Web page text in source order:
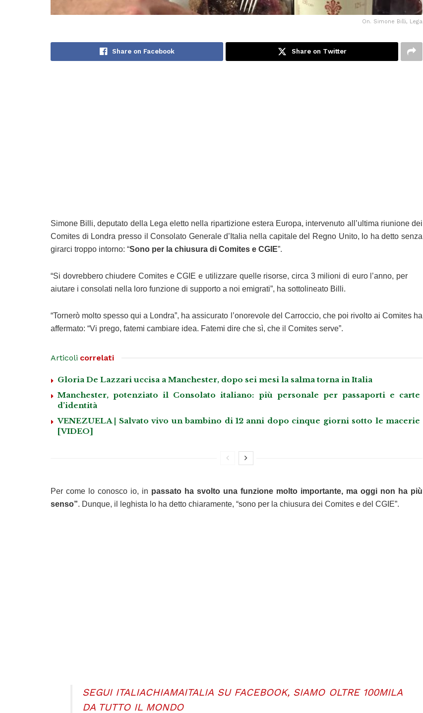
On. Simone Billi, Lega
Share on Facebook Share on Twitter
Simone Billi, deputato della Lega eletto nella ripartizione estera Europa, intervenuto all’ultima riunione dei
Comites di Londra presso il Consolato Generale d’Italia nella capitale del Regno Unito, lo ha detto senza
girarci troppo intorno: “Sono per la chiusura di Comites e CGIE”.
“Si dovrebbero chiudere Comites e CGIE e utilizzare quelle risorse, circa 3 milioni di euro l’anno, per
aiutare i consolati nella loro funzione di supporto a noi emigrati”, ha sottolineato Billi.
“Tornerò molto spesso qui a Londra”, ha assicurato l’onorevole del Carroccio, che poi rivolto ai Comites ha
affermato: “Vi prego, fatemi cambiare idea. Fatemi dire che sì, che il Comites serve”.
Articoli correlati
Gloria De Lazzari uccisa a Manchester, dopo sei mesi la salma torna in Italia
Manchester, potenziato il Consolato italiano: più personale per passaporti e carte
d’identità
VENEZUELA | Salvato vivo un bambino di 12 anni dopo cinque giorni sotto le macerie
[VIDEO]
Per come lo conosco io, in passato ha svolto una funzione molto importante, ma oggi non ha più
senso”. Dunque, il leghista lo ha detto chiaramente, “sono per la chiusura dei Comites e del CGIE”.
SEGUI ITALIACHIAMAITALIA SU FACEBOOK, SIAMO OLTRE 100MILA
DA TUTTO IL MONDO